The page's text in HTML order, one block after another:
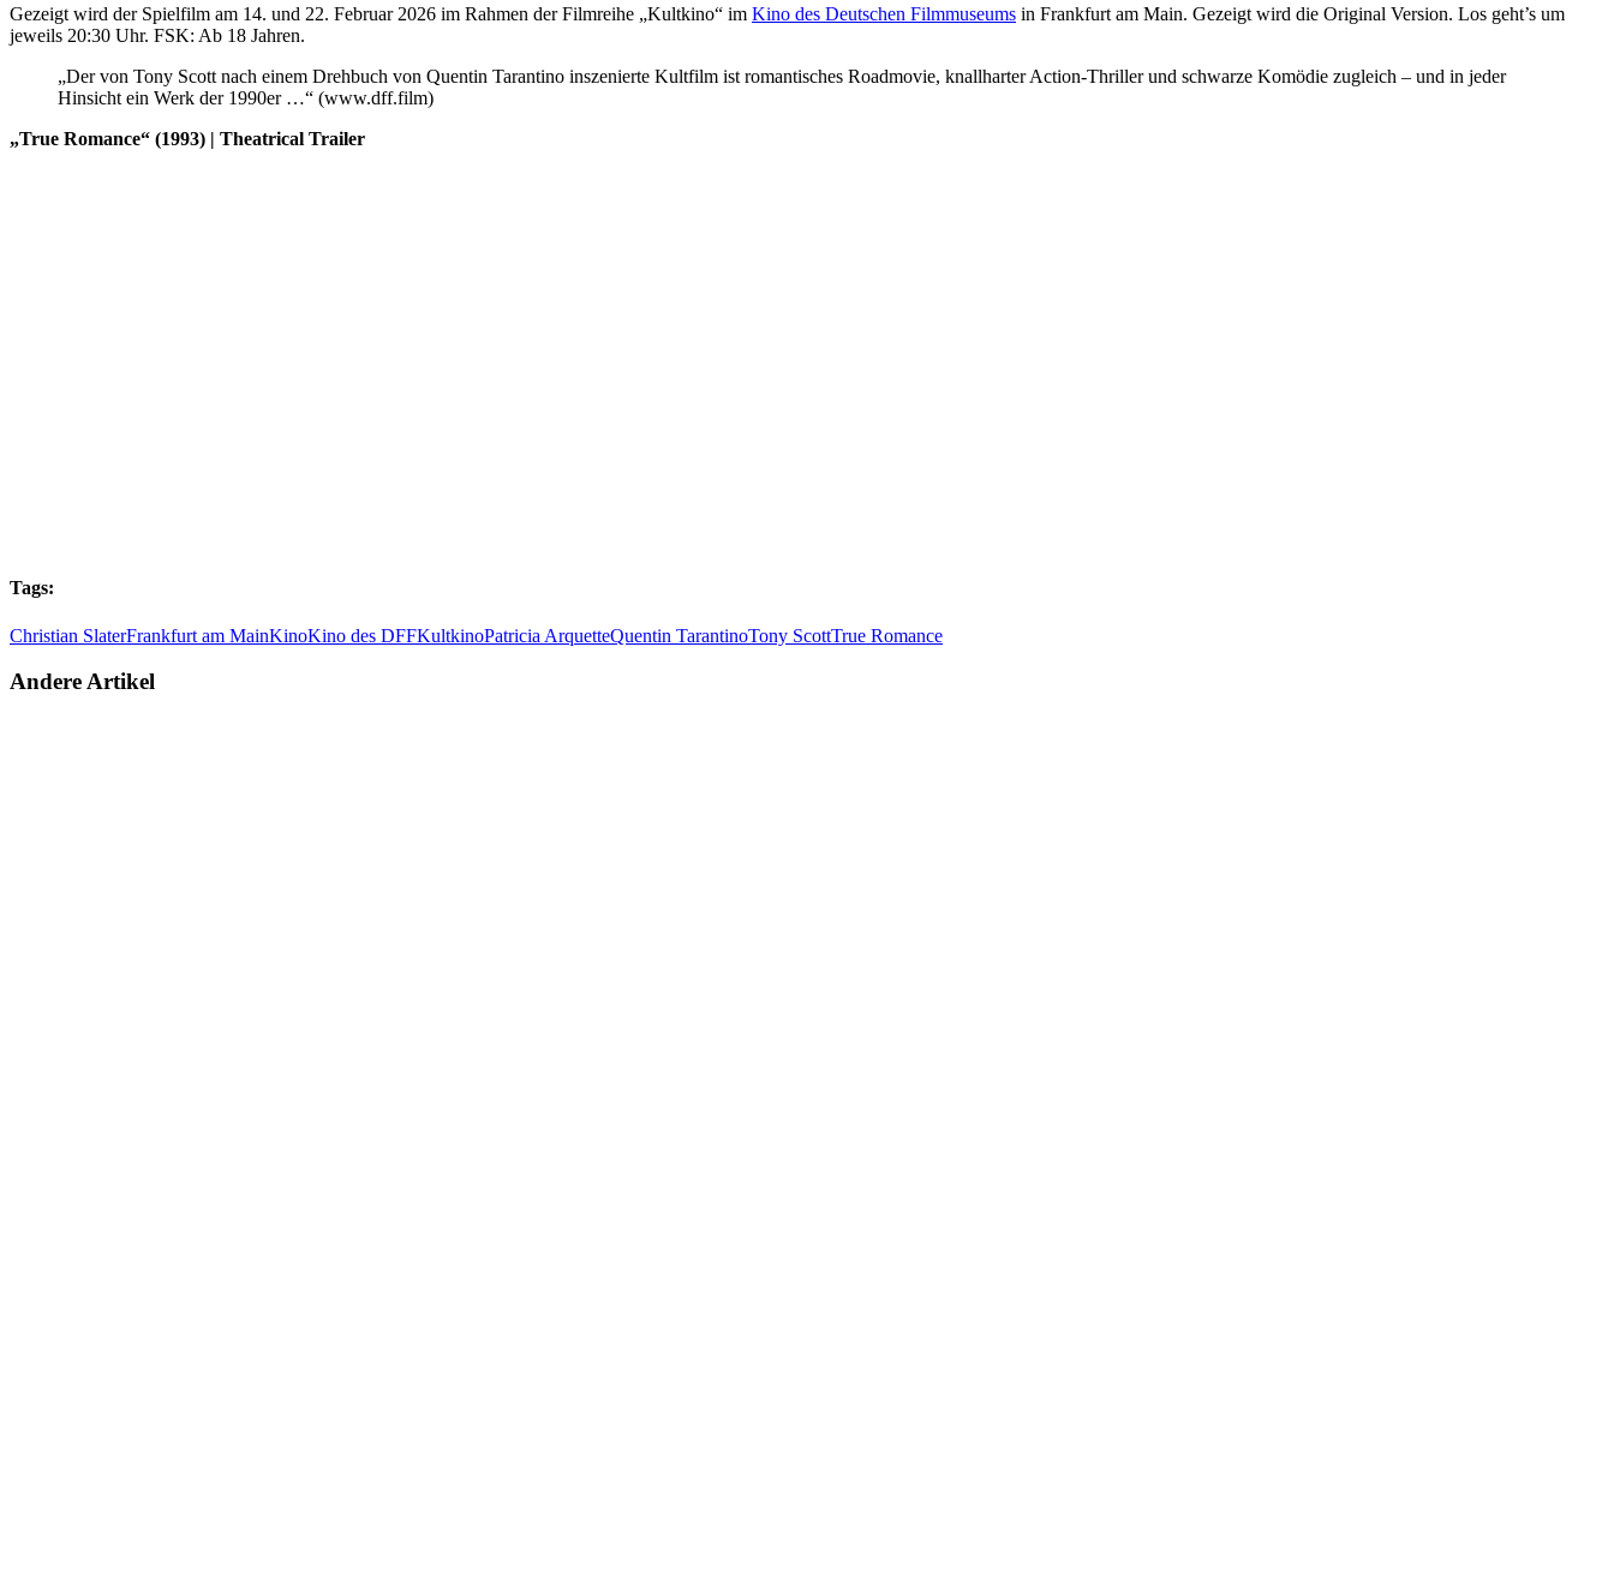
Gezeigt wird der Spielfilm am 14. und 22. Februar 2026 im Rahmen der Filmreihe „Kultkino“ im Kino des Deutschen Filmmuseums in Frankfurt am Main. Gezeigt wird die Original Version. Los geht’s um
jeweils 20:30 Uhr. FSK: Ab 18 Jahren.
„Der von Tony Scott nach einem Drehbuch von Quentin Tarantino inszenierte Kultfilm ist romantisches Roadmovie, knallharter Action-Thriller und schwarze Komödie zugleich – und in jeder
Hinsicht ein Werk der 1990er …“ (www.dff.film)
„True Romance“ (1993) | Theatrical Trailer
Tags:
Christian SlaterFrankfurt am MainKinoKino des DFFKultkinoPatricia ArquetteQuentin TarantinoTony ScottTrue Romance
Andere Artikel